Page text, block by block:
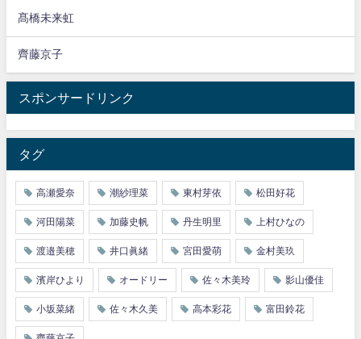
髙橋未来虹
齊藤京子
スポンサードリンク
タグ
高瀬愛奈 潮紗理菜 東村芽依 松田好花
河田陽菜 加藤史帆 丹生明里 上村ひなの
渡邉美穂 井口眞緒 宮田愛萌 金村美玖
濱岸ひより オードリー 佐々木美玲 影山優佳
小坂菜緒 佐々木久美 高本彩花 富田鈴花